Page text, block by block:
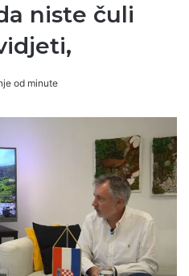
niste čuli
od minute